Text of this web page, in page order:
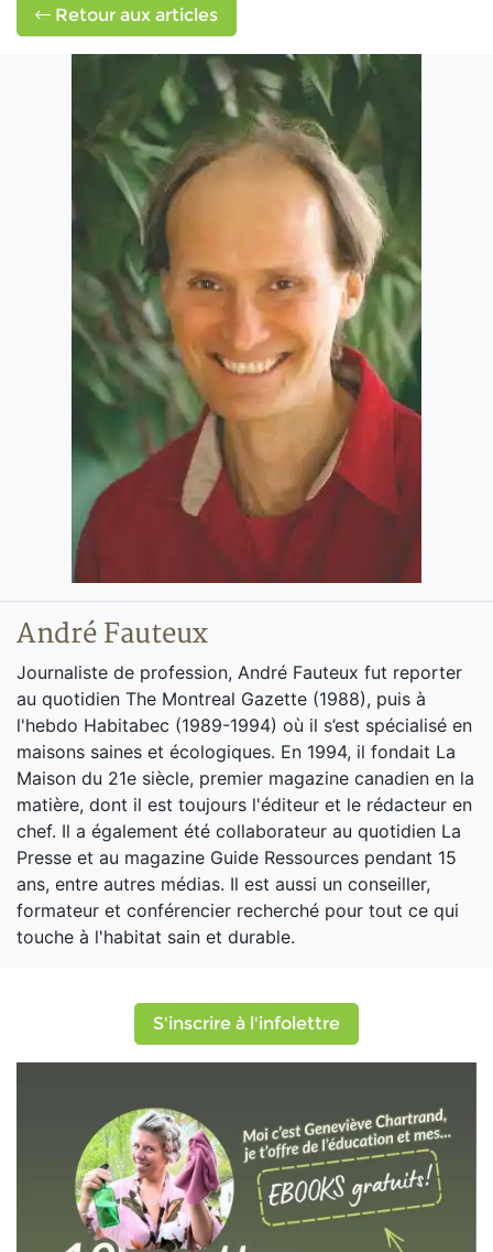
Retour aux articles
André Fauteux
Journaliste de profession, André Fauteux fut reporter
au quotidien The Montreal Gazette (1988), puis à
l'hebdo Habitabec (1989-1994) où il s’est spécialisé en
maisons saines et écologiques. En 1994, il fondait La
Maison du 21e siècle, premier magazine canadien en la
matière, dont il est toujours l'éditeur et le rédacteur en
chef. Il a également été collaborateur au quotidien La
Presse et au magazine Guide Ressources pendant 15
ans, entre autres médias. Il est aussi un conseiller,
formateur et conférencier recherché pour tout ce qui
touche à l'habitat sain et durable.
S'inscrire à l'infolettre